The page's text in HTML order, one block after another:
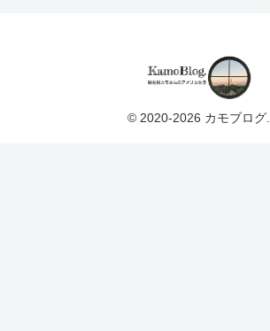
© 2020-2026 カモブログ.